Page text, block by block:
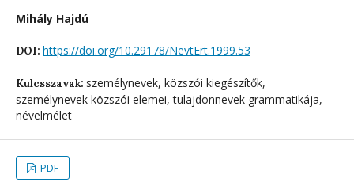
Mihály Hajdú
DOI: https://doi.org/10.29178/NevtErt.1999.53
Kulcsszavak: személynevek, közszói kiegészítők,
személynevek közszói elemei, tulajdonnevek grammatikája,
névelmélet
PDF